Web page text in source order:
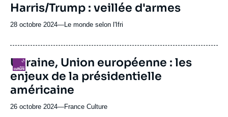
ou
émission
URL
de
Spotify
Harris/Trump : veillée d'armes
28 octobre 2024—Nom
journal,
ou
émission
Le monde selon l'Ifri
Logo
Ukraine, Union européenne : les
enjeux de la présidentielle
américaine
26 octobre 2024—Nom
France Culture